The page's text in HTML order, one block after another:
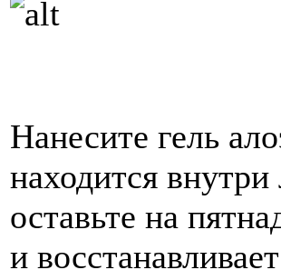
Нанесите гель
находится
оставьте на
и